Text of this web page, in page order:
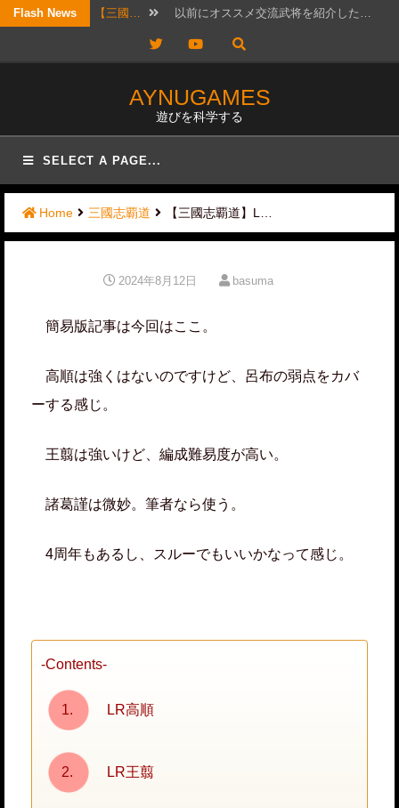
Skip
content
Flash News
筆者もLR許チョには可能性を感じ…
【三國… リクエスト頂きました！ 攻城戦…
【三國… 2026年7月20日版。 「無…
【三國… リクエストではないのですが、コメ…
【三國… 日曜日は更新しないと言ったな？ …
【三國… 最近ずっと私事で忙しかったので、…
TwitterYouTube
AYNUGAMES
遊びを科学する
SELECT A PAGE...
Home 三國志覇道 【三國志覇道】L…
2024年8月12日 basuma
簡易版記事は今回はここ。
高順は強くはないのですけど、呂布の弱点をカバ
ーする感じ。
王翦は強いけど、編成難易度が高い。
諸葛謹は微妙。筆者なら使う。
4周年もあるし、スルーでもいいかなって感じ。
-Contents-
LR高順
LR王翦